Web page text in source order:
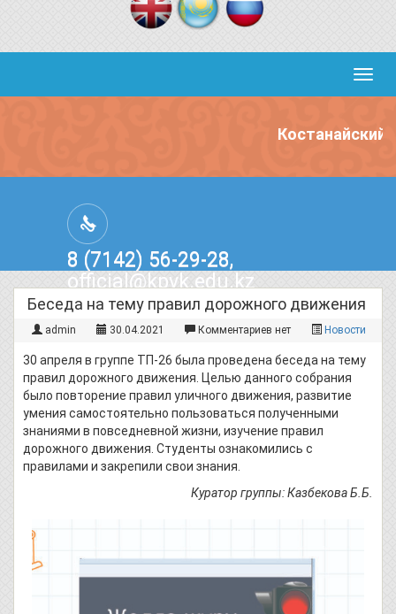
Костанайский
8 (7142) 56-29-28,
official@kpvk.edu.kz
г.Костанай, Проспект Кобыланды
Батыра, 3
Беседа на тему правил дорожного движения
admin 30.04.2021 Комментариев нет Новости
30 апреля в группе ТП-26 была проведена беседа на тему
правил дорожного движения. Целью данного собрания
было повторение правил уличного движения, развитие
умения самостоятельно пользоваться полученными
знаниями в повседневной жизни, изучение правил
дорожного движения. Студенты ознакомились с
правилами и закрепили свои знания.
Куратор группы: Казбекова Б.Б.